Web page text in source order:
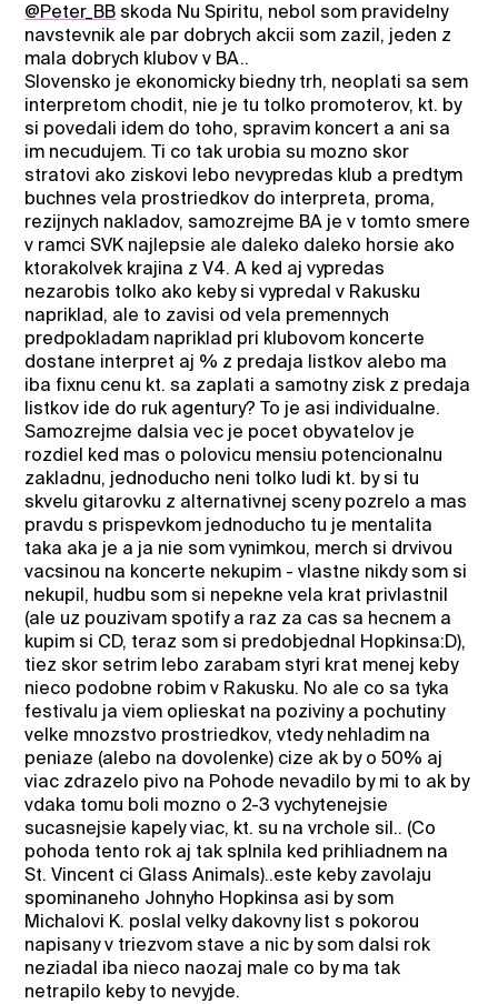
@Peter_BB skoda Nu Spiritu, nebol som pravidelny
navstevnik ale par dobrych akcii som zazil, jeden z
mala dobrych klubov v BA..
Slovensko je ekonomicky biedny trh, neoplati sa sem
interpretom chodit, nie je tu tolko promoterov, kt. by
si povedali idem do toho, spravim koncert a ani sa
im necudujem. Ti co tak urobia su mozno skor
stratovi ako ziskovi lebo nevypredas klub a predtym
buchnes vela prostriedkov do interpreta, proma,
rezijnych nakladov, samozrejme BA je v tomto smere
v ramci SVK najlepsie ale daleko daleko horsie ako
ktorakolvek krajina z V4. A ked aj vypredas
nezarobis tolko ako keby si vypredal v Rakusku
napriklad, ale to zavisi od vela premennych
predpokladam napriklad pri klubovom koncerte
dostane interpret aj % z predaja listkov alebo ma
iba fixnu cenu kt. sa zaplati a samotny zisk z predaja
listkov ide do ruk agentury? To je asi individualne.
Samozrejme dalsia vec je pocet obyvatelov je
rozdiel ked mas o polovicu mensiu potencionalnu
zakladnu, jednoducho neni tolko ludi kt. by si tu
skvelu gitarovku z alternativnej sceny pozrelo a mas
pravdu s prispevkom jednoducho tu je mentalita
taka aka je a ja nie som vynimkou, merch si drvivou
vacsinou na koncerte nekupim - vlastne nikdy som si
nekupil, hudbu som si nepekne vela krat privlastnil
(ale uz pouzivam spotify a raz za cas sa hecnem a
kupim si CD, teraz som si predobjednal Hopkinsa:D),
tiez skor setrim lebo zarabam styri krat menej keby
nieco podobne robim v Rakusku. No ale co sa tyka
festivalu ja viem oplieskat na poziviny a pochutiny
velke mnozstvo prostriedkov, vtedy nehladim na
peniaze (alebo na dovolenke) cize ak by o 50% aj
viac zdrazelo pivo na Pohode nevadilo by mi to ak by
vdaka tomu boli mozno o 2-3 vychytenejsie
sucasnejsie kapely viac, kt. su na vrchole sil.. (Co
pohoda tento rok aj tak splnila ked prihliadnem na
St. Vincent ci Glass Animals)..este keby zavolaju
spominaneho Johnyho Hopkinsa asi by som
Michalovi K. poslal velky dakovny list s pokorou
napisany v triezvom stave a nic by som dalsi rok
neziadal iba nieco naozaj male co by ma tak
netrapilo keby to nevyjde.